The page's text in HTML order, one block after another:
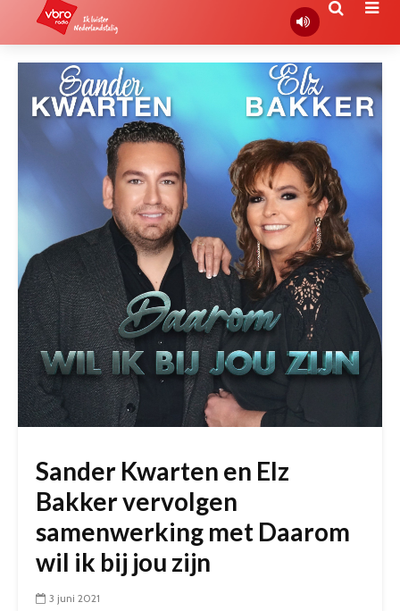
Sander Kwarten en Elz
Bakker vervolgen
samenwerking met Daarom
wil ik bij jou zijn
3 juni 2021